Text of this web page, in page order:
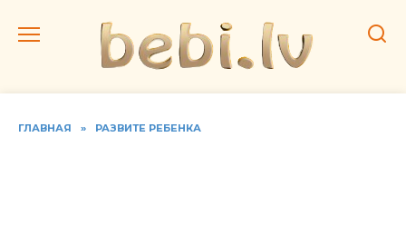
ГЛАВНАЯ » РАЗВИТЕ РЕБЕНКА